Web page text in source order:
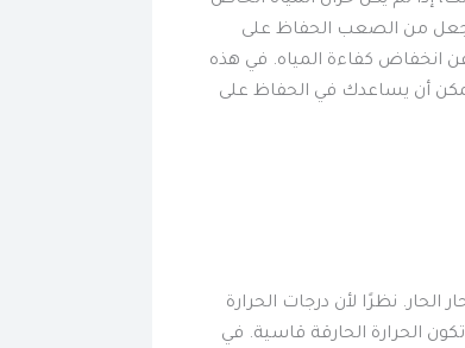
من الصعب الحفاظ على
عن انخفاض كفاءة المياه. في هذه
أن يساعدك في الحفاظ على
نظرًا لأن درجات الحرارة
يمكن أن تكون الحرارة الحارقة قاسية. في